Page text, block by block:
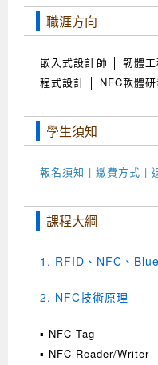
職涯方向
嵌入式設計師 │ 韌體
程式設計 │ NFC軟體
學生須知
報名須知 | 繳費方式 |
課程大綱
1. RFID、NFC、
2. NFC技術原理
▪ NFC Tag
▪ NFC Reader/Writer